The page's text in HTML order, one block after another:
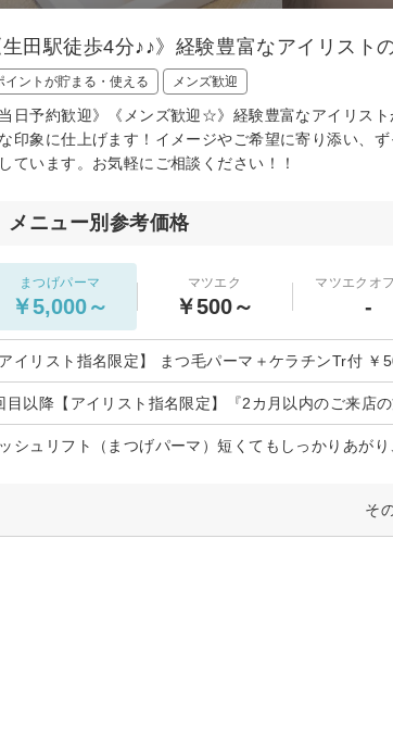
生田駅徒歩4分♪♪》経験豊富なアイリスト
イントが貯まる・使える メンズ歓迎
当日予約歓迎》《メンズ歓迎☆》経験豊富なアイリス
印象に仕上げます！イメージやご希望に寄り添い、
ています。お気軽にご相談ください！！
メニュー別参考価格
まつげパーマ
￥5,000～
マツエク
￥500～
マツエクオ
-
アイリスト指名限定】 まつ毛パーマ＋ケラチンTr付 ￥
目以降【アイリスト指名限定】『2カ月以内のご来店
シュリフト（まつげパーマ）短くてもしっかりあが
そ